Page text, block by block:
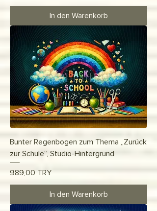
In den Warenkorb
Bunter Regenbogen zum Thema „Zurück
zur Schule“, Studio-Hintergrund
Preis
989,00 TRY
In den Warenkorb